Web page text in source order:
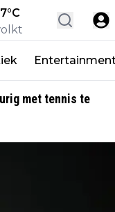
°C
met tennis te